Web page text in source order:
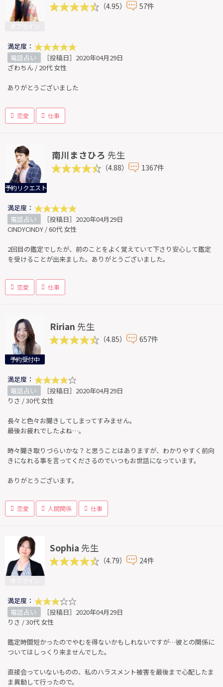
（4.95） 57件
満足度：
電話占い
［投稿日］2020年04月29日
ざわちん / 20代 女性
ありがとうございました
恋愛 仕事
予約リクエスト
南川まさひろ 先生
（4.88） 1367件
満足度：
電話占い
［投稿日］2020年04月29日
CINDYCINDY / 60代 女性
2回目の鑑定でしたが、前のことをよく覚えていて下さり安心して鑑定
を受けることが出来ました。ありがとうございました。
恋愛 仕事
予約受付中
Ririan 先生
（4.85） 657件
満足度：
電話占い
［投稿日］2020年04月29日
りさ / 30代 女性
長々と色々お聞きしてしまってすみません。
最後お疲れでしたよね…。
時々聞き取りづらいかな？と思うことはありますが、わかりやすく前向
きになれる事を言ってくださるのでいつもお世話になっています。
ありがとうございます。
恋愛 人間関係 仕事
Sophia 先生
（4.79） 24件
満足度：
電話占い
［投稿日］2020年04月29日
りさ / 30代 女性
鑑定時間短かったのでやむを得ないかもしれないですが…彼との関係に
ついてはしっくり来ませんでした。
直接会っていないものの、私のハラスメント被害を最後まで心配したま
ま異動して行ったので。